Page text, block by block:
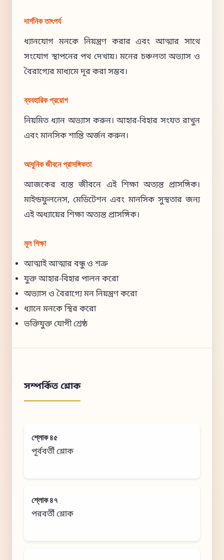
দার্শনিক তাৎপর্য
ধ্যানযোগ মনকে নিয়ন্ত্রণ করার এবং আত্মার সাথে
সংযোগ স্থাপনের পথ দেখায়। মনের চঞ্চলতা অভ্যাস ও
বৈরাগ্যের মাধ্যমে দূর করা সম্ভব।
ব্যবহারিক প্রয়োগ
নিয়মিত ধ্যান অভ্যাস করুন। আহার-বিহার সংযত রাখুন
এবং মানসিক শান্তি অর্জন করুন।
আধুনিক জীবনে প্রাসঙ্গিকতা
আজকের ব্যস্ত জীবনে এই শিক্ষা অত্যন্ত প্রাসঙ্গিক।
মাইন্ডফুলনেস, মেডিটেশন এবং মানসিক সুস্থতার জন্য
এই অধ্যায়ের শিক্ষা অত্যন্ত প্রাসঙ্গিক।
মূল শিক্ষা
আত্মাই আত্মার বন্ধু ও শত্রু
যুক্ত আহার-বিহার পালন করো
অভ্যাস ও বৈরাগ্যে মন নিয়ন্ত্রণ করো
ধ্যানে মনকে স্থির করো
ভক্তিযুক্ত যোগী শ্রেষ্ঠ
সম্পর্কিত শ্লোক
শ্লোক ৪৫
পূর্ববর্তী শ্লোক
শ্লোক ৪৭
পরবর্তী শ্লোক